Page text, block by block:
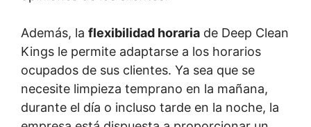
Además, la flexibilidad horaria de Deep Clean
Kings le permite adaptarse a los horarios
ocupados de sus clientes. Ya sea que se
necesite limpieza temprano en la mañana,
durante el día o incluso tarde en la noche, la